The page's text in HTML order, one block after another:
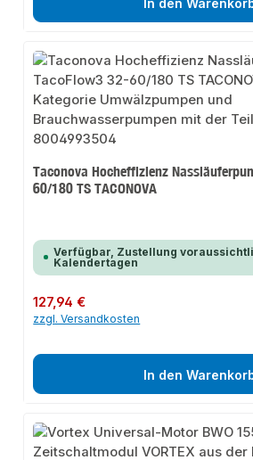
Taconova Hocheffizienz
60/180 TS TACONOVA
Verfügbar, Zustellung
Kalendertagen
Regulärer Preis:
127,94 €
zzgl. Versandkosten
In den